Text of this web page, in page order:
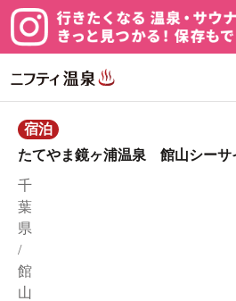
宿泊
たてやま鏡ヶ浦温泉 館山シーサ
千
葉
県
/
館
山